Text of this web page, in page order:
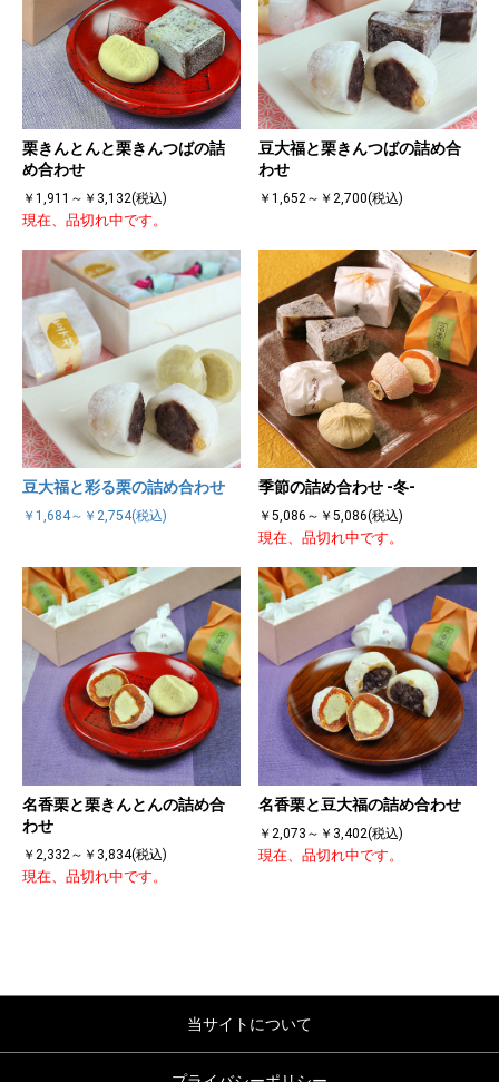
栗きんとんと栗きんつばの詰
め合わせ
￥1,911～￥3,132(税込)
現在、品切れ中です。
豆大福と栗きんつばの詰め合
わせ
￥1,652～￥2,700(税込)
豆大福と彩る栗の詰め合わせ
￥1,684～￥2,754(税込)
季節の詰め合わせ -冬-
￥5,086～￥5,086(税込)
現在、品切れ中です。
名香栗と栗きんとんの詰め合
わせ
￥2,332～￥3,834(税込)
現在、品切れ中です。
名香栗と豆大福の詰め合わせ
￥2,073～￥3,402(税込)
現在、品切れ中です。
当サイトについて